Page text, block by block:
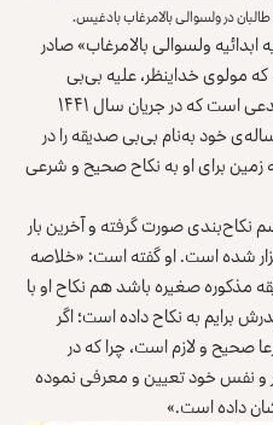
در ولسوالی بالامرغاب بادغیس.
ولسوالی بالامرغاب» صادر
مولوی خداینظر، علیه بی‌بی
صدیقه بنت رجب، دعوا نکاح کرده و مدعی است که در جریان سال ۱۴۴۱
قمری، «رجب دختر صغیره ۱۲ ساله‌ی خود به‌نام بی‌بی صدیقه را در
برای او به نکاح صحیح و شرعی
نکاح‌بندی صورت گرفته و آخرین بار
خورشیدی برگزار شده است. او گفته است: «خلاصه
مذکوره صغیره باشد هم نکاح او با
برایم به نکاح داده است؛ اگر
صحیح و لازم است، چرا که در
و نفس خود تعیین و معرفی نموده
داده است.»